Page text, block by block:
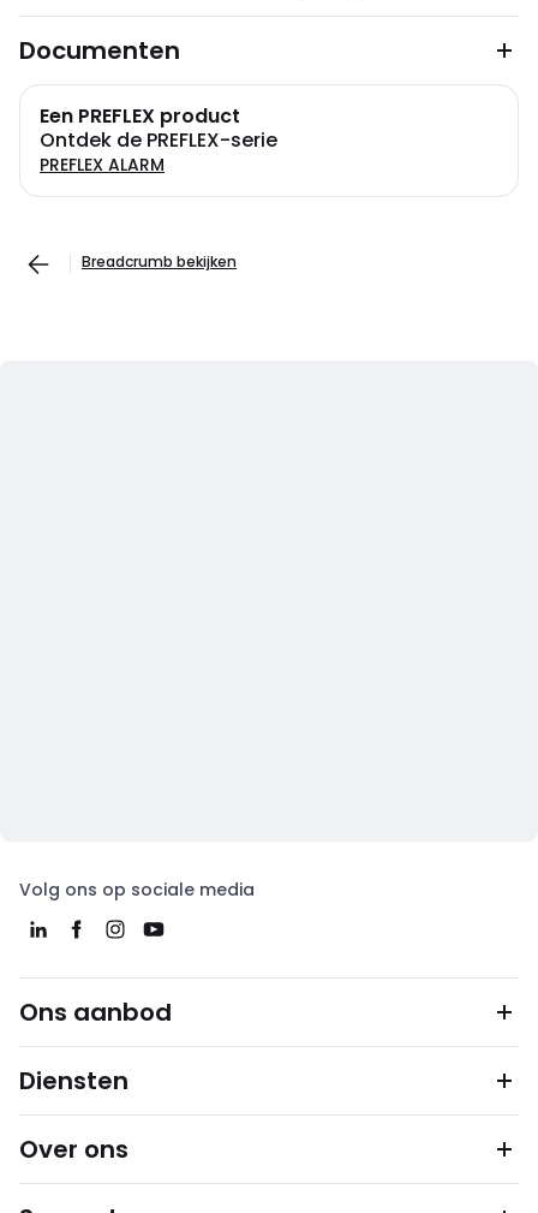
Documenten
Een PREFLEX product
Ontdek de PREFLEX-serie
PREFLEX ALARM
Breadcrumb bekijken
Volg ons op sociale media
Ons aanbod
Diensten
Over ons